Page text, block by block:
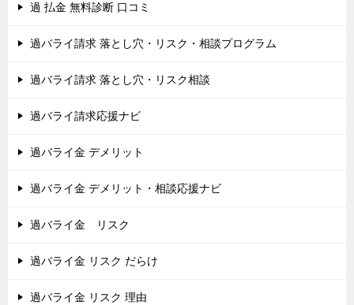
過 払金 無料診断 口コミ
過バライ請求 落とし穴・リスク・相談プログラム
過バライ請求 落とし穴・リスク相談
過バライ請求応援ナビ
過バライ金 デメリット
過バライ金 デメリット・相談応援ナビ
過バライ金 リスク
過バライ金 リスク だらけ
過バライ金 リスク 理由